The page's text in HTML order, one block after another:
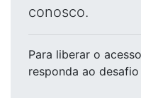
conosco.
Para liberar o acesso
responda ao